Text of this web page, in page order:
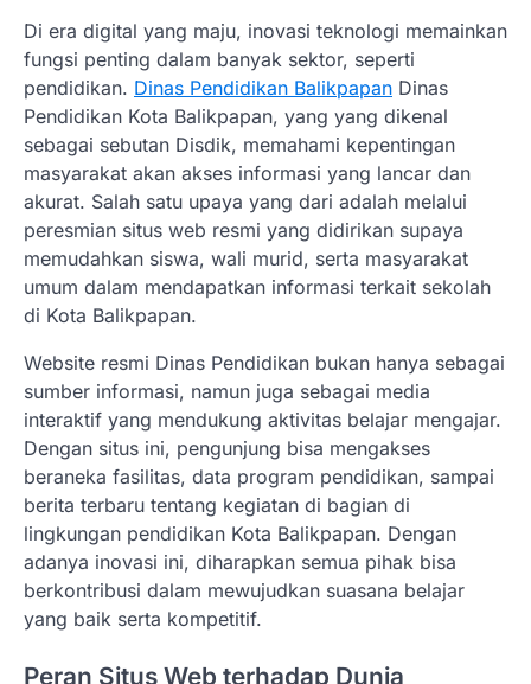
Di era digital yang maju, inovasi teknologi memainkan
fungsi penting dalam banyak sektor, seperti
pendidikan. Dinas Pendidikan Balikpapan Dinas
Pendidikan Kota Balikpapan, yang yang dikenal
sebagai sebutan Disdik, memahami kepentingan
masyarakat akan akses informasi yang lancar dan
akurat. Salah satu upaya yang dari adalah melalui
peresmian situs web resmi yang didirikan supaya
memudahkan siswa, wali murid, serta masyarakat
umum dalam mendapatkan informasi terkait sekolah
di Kota Balikpapan.
Website resmi Dinas Pendidikan bukan hanya sebagai
sumber informasi, namun juga sebagai media
interaktif yang mendukung aktivitas belajar mengajar.
Dengan situs ini, pengunjung bisa mengakses
beraneka fasilitas, data program pendidikan, sampai
berita terbaru tentang kegiatan di bagian di
lingkungan pendidikan Kota Balikpapan. Dengan
adanya inovasi ini, diharapkan semua pihak bisa
berkontribusi dalam mewujudkan suasana belajar
yang baik serta kompetitif.
Peran Situs Web terhadap Dunia